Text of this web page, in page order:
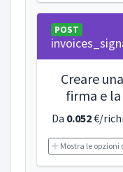
POST
Creare
firma e
Da 0.052€/
Mostra le opzioni